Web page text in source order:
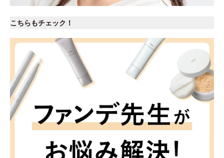
こちらもチェック！